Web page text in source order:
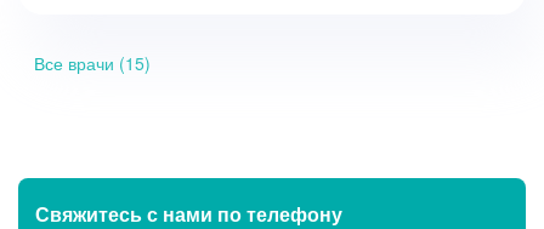
Все врачи (15)
Свяжитесь с нами по телефону